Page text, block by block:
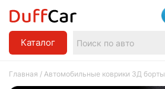
Каталог
Главная / Автомобильные коврики 3Д борты